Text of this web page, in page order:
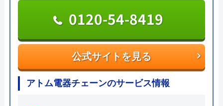
公式サイトを見る
0120-742-190
公式サイトを見る
0120-54-8419
アトム電器チェーンのサービス情報